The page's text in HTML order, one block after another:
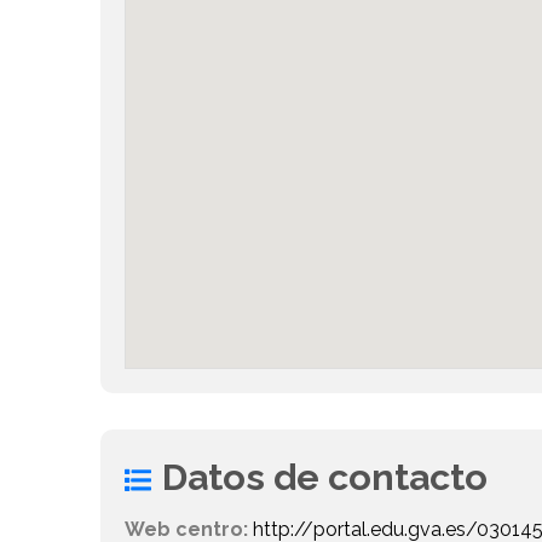
Datos de contacto
Web centro: http://portal.edu.gva.es/